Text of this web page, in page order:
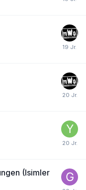
(Isimler